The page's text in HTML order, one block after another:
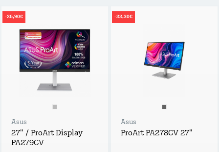
-26,90€
Asus
27" / ProArt Display
PA279CV
-22,30€
Asus
ProArt PA278CV 27"